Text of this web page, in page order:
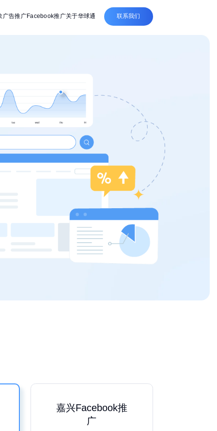
广告推广Facebook推广关于华球通 联系我们
嘉兴Facebook推
广